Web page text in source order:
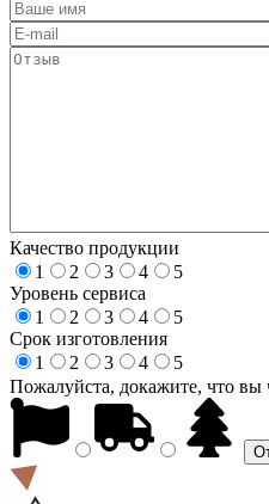
Качество продукции
1
2 3 4
5
Уровень сервиса
1
2 3 4
5
Срок изготовления
1
2 3 4
5
Пожалуйста, докажите, что вы